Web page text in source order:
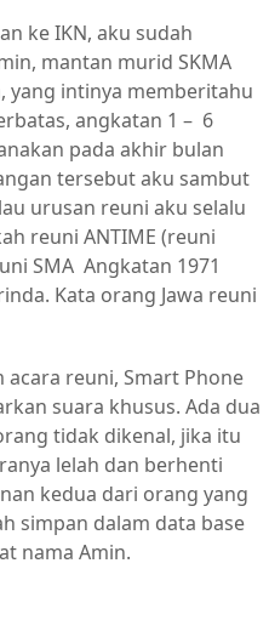
ke IKN, aku sudah
mantan murid SKMA
yang intinya memberitahu
angkatan 1 – 6
pada akhir bulan
tersebut aku sambut
urusan reuni aku selalu
reuni ANTIME (reuni
SMA Angkatan 1971
Kata orang Jawa reuni
reuni, Smart Phone
suara khusus. Ada dua
tidak dikenal, jika itu
lelah dan berhenti
kedua dari orang yang
simpan dalam data base
nama Amin.